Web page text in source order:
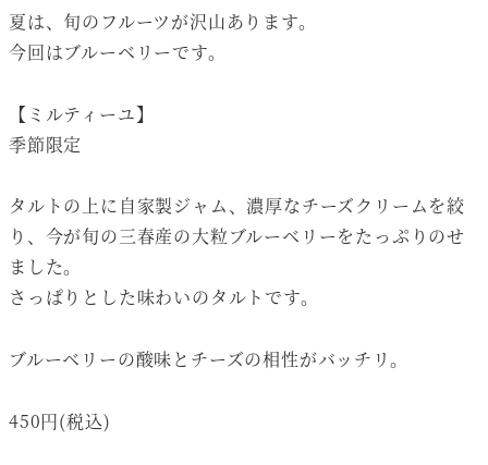
夏は、旬のフルーツが沢山あります。
今回はブルーベリーです。
【ミルティーユ】
季節限定
タルトの上に自家製ジャム、濃厚なチーズクリームを絞
り、今が旬の三春産の大粒ブルーベリーをたっぷりのせ
ました。
さっぱりとした味わいのタルトです。
ブルーベリーの酸味とチーズの相性がバッチリ。
450円(税込)